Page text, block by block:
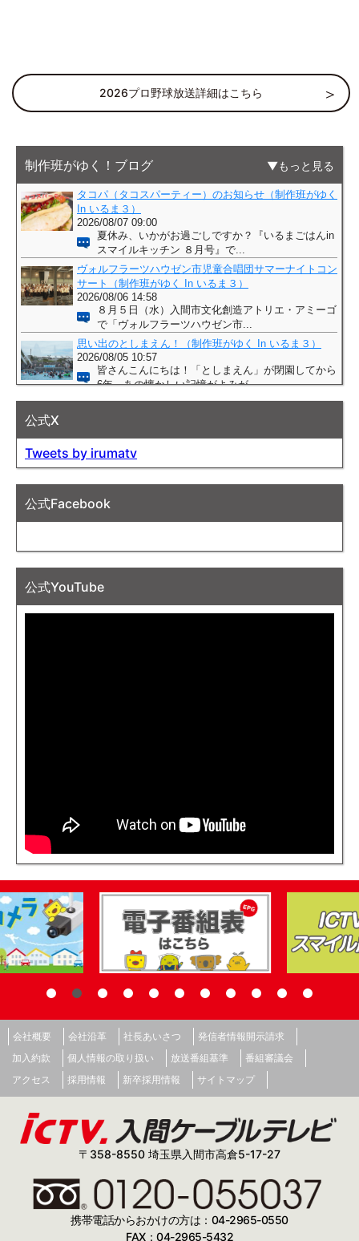
2026プロ野球放送詳細はこちら
制作班がゆく！ブログ もっと見る
公式X
Tweets by irumatv
公式Facebook
公式YouTube
会社概要 会社沿革 社長あいさつ
発信者情報開示請求
加入約款
個人情報の取り扱い 放送番組基準
番組審議会
アクセス
採用情報 新卒採用情報 サイトマップ
〒358-8550 埼玉県入間市高倉5-17-27
携帯電話からおかけの方は：04-2965-0550
FAX：04-2965-5432